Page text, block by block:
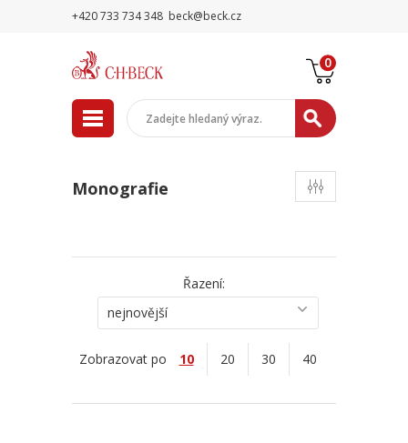
+420 733 734 348 beck@beck.cz
0
Monografie
Řazení:
nejnovější
Zobrazovat po 10 20 30 40